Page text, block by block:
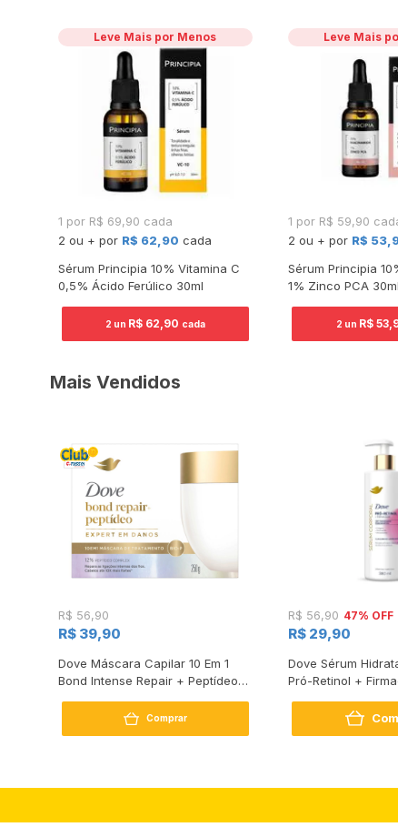
Leve Mais por Menos
1 por R$ 69,90 cada
2 ou + por R$ 62,90 cada
Sérum Principia 10% Vitamina C
0,5% Ácido Ferúlico 30ml
2 un R$ 62,90 cada
Leve Mais
1 por R$ 59,90
2 ou + por R$
Sérum Principia
1% Zinco PCA 30ml
2 un R$
Mais Vendidos
R$ 56,90
R$ 39,90
Dove Máscara Capilar 10 Em 1
Bond Intense Repair + Peptídeo
Comprar
R$ 56,90 47% OFF
R$ 29,90
Dove Sérum
Pró-Retinol +